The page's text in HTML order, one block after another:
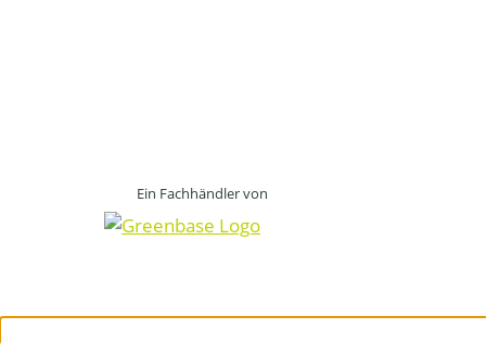
Ein Fachhändler von